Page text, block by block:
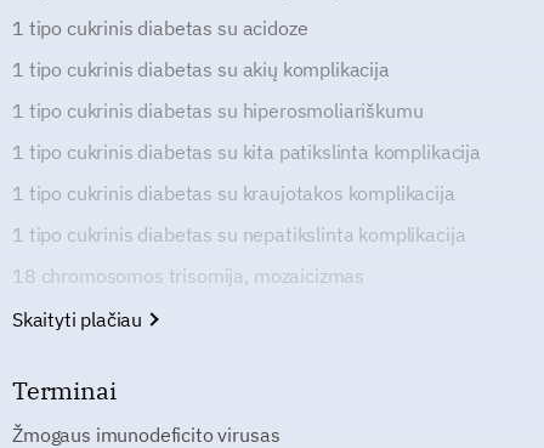
1 tipo cukrinis diabetas su acidoze
1 tipo cukrinis diabetas su akių komplikacija
1 tipo cukrinis diabetas su hiperosmoliariškumu
1 tipo cukrinis diabetas su kita patikslinta komplikacija
1 tipo cukrinis diabetas su kraujotakos komplikacija
1 tipo cukrinis diabetas su nepatikslinta komplikacija
18 chromosomos trisomija, mozaicizmas
Skaityti plačiau
Terminai
Žmogaus imunodeficito virusas